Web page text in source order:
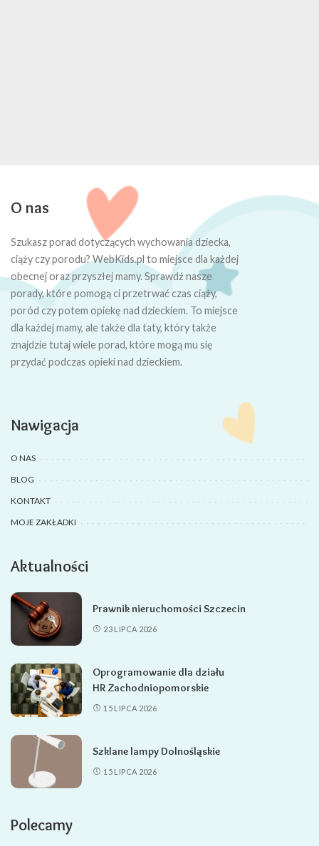
O nas
Szukasz porad dotyczących wychowania dziecka,
ciąży czy porodu? WebKids.pl to miejsce dla każdej
obecnej oraz przyszłej mamy. Sprawdź nasze
porady, które pomogą ci przetrwać czas ciąży,
poród czy potem opiekę nad dzieckiem. To miejsce
dla każdej mamy, ale także dla taty, który także
znajdzie tutaj wiele porad, które mogą mu się
przydać podczas opieki nad dzieckiem.
Nawigacja
O NAS
BLOG
KONTAKT
MOJE ZAKŁADKI
Aktualności
Prawnik nieruchomości Szczecin
23 LIPCA 2026
Oprogramowanie dla działu
HR Zachodniopomorskie
15 LIPCA 2026
Szklane lampy Dolnośląskie
15 LIPCA 2026
Polecamy